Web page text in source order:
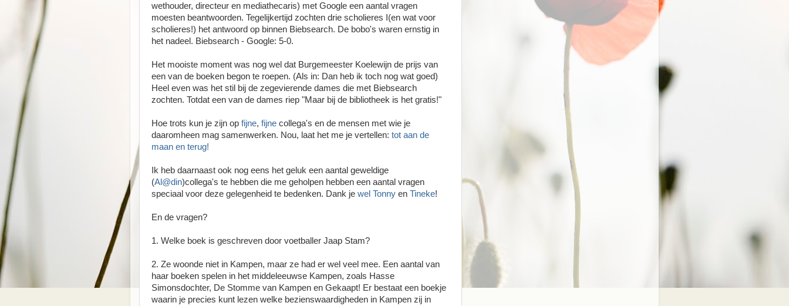
wethouder, directeur en mediathecaris) met Google een aantal vragen
moesten beantwoorden. Tegelijkertijd zochten drie scholieres I(en wat voor
scholieres!) het antwoord op binnen Biebsearch. De bobo's waren ernstig in
het nadeel. Biebsearch - Google: 5-0.
Het mooiste moment was nog wel dat Burgemeester Koelewijn de prijs van
een van de boeken begon te roepen. (Als in: Dan heb ik toch nog wat goed)
Heel even was het stil bij de zegevierende dames die met Biebsearch
zochten. Totdat een van de dames riep "Maar bij de bibliotheek is het gratis!"
Hoe trots kun je zijn op fijne, fijne collega's en de mensen met wie je
daaromheen mag samenwerken. Nou, laat het me je vertellen: tot aan de
maan en terug!
Ik heb daarnaast ook nog eens het geluk een aantal geweldige
(Al@din)collega's te hebben die me geholpen hebben een aantal vragen
speciaal voor deze gelegenheid te bedenken. Dank je wel Tonny en Tineke!
En de vragen?
1. Welke boek is geschreven door voetballer Jaap Stam?
2. Ze woonde niet in Kampen, maar ze had er wel veel mee. Een aantal van
haar boeken spelen in het middeleeuwse Kampen, zoals Hasse
Simonsdochter, De Stomme van Kampen en Gekaapt! Er bestaat een boekje
waarin je precies kunt lezen welke bezienswaardigheden in Kampen zij in